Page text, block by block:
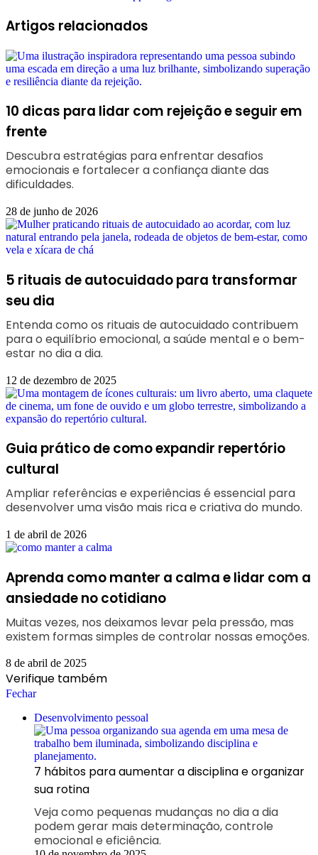
Artigos relacionados
10 dicas para lidar com rejeição e seguir em
frente
Descubra estratégias para enfrentar desafios
emocionais e fortalecer a confiança diante das
dificuldades.
28 de junho de 2026
5 rituais de autocuidado para transformar
seu dia
Entenda como os rituais de autocuidado contribuem
para o equilíbrio emocional, a saúde mental e o bem-
estar no dia a dia.
12 de dezembro de 2025
Guia prático de como expandir repertório
cultural
Ampliar referências e experiências é essencial para
desenvolver uma visão mais rica e criativa do mundo.
1 de abril de 2026
Aprenda como manter a calma e lidar com a
ansiedade no cotidiano
Muitas vezes, nos deixamos levar pela pressão, mas
existem formas simples de controlar nossas emoções.
8 de abril de 2025
Verifique também
Fechar
Desenvolvimento pessoal
7 hábitos para aumentar a disciplina e organizar
sua rotina
Veja como pequenas mudanças no dia a dia
podem gerar mais determinação, controle
emocional e eficiência.